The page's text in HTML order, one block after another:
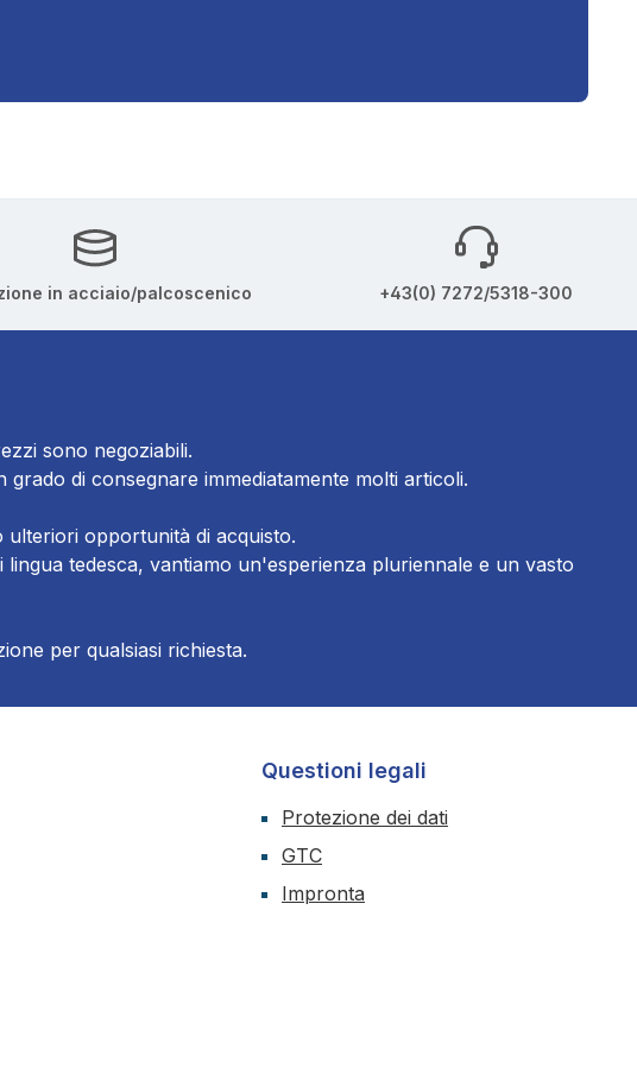
in acciaio/palcoscenico +43(0) 7272/5318-300
sono negoziabili.
di consegnare immediatamente molti articoli.
ulteriori opportunità di acquisto.
tedesca, vantiamo un'esperienza pluriennale e un vasto
per qualsiasi richiesta.
Questioni legali
Protezione dei dati
GTC
Impronta